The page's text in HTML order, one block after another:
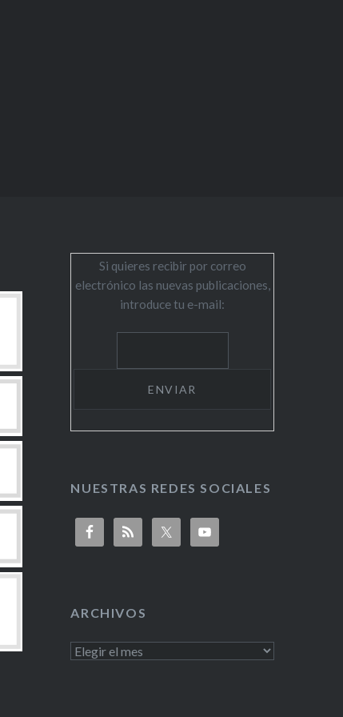
Si quieres recibir por correo
electrónico las nuevas publicaciones,
introduce tu e-mail:
NUESTRAS REDES SOCIALES
ARCHIVOS